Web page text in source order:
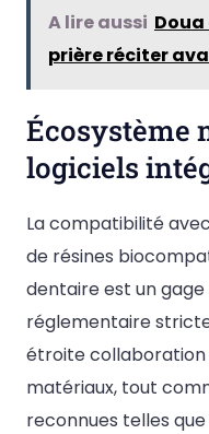
A lire aussi Doua
prière réciter
Écosystème
logiciels
La compatibilité
de résines
dentaire est un
réglementaire
étroite
matériaux, tout
reconnues telles